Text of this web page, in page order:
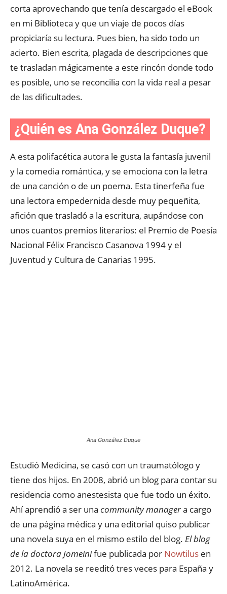
corta aprovechando que tenía descargado el eBook
en mi Biblioteca y que un viaje de pocos días
propiciaría su lectura. Pues bien, ha sido todo un
acierto. Bien escrita, plagada de descripciones que
te trasladan mágicamente a este rincón donde todo
es posible, uno se reconcilia con la vida real a pesar
de las dificultades.
¿Quién es Ana González Duque?
A esta polifacética autora le gusta la fantasía juvenil
y la comedia romántica, y se emociona con la letra
de una canción o de un poema. Esta tinerfeña fue
una lectora empedernida desde muy pequeñita,
afición que trasladó a la escritura, aupándose con
unos cuantos premios literarios: el Premio de Poesía
Nacional Félix Francisco Casanova 1994 y el
Juventud y Cultura de Canarias 1995.
Ana González Duque
Estudió Medicina, se casó con un traumatólogo y
tiene dos hijos. En 2008, abrió un blog para contar su
residencia como anestesista que fue todo un éxito.
Ahí aprendió a ser una community managera cargo
de una página médica y una editorial quiso publicar
una novela suya en el mismo estilo del blog. El blog
de la doctora Jomeinifue publicada por Nowtilus en
2012. La novela se reeditó tres veces para España y
LatinoAmérica.